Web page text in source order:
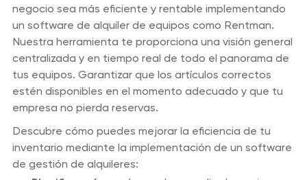
negocio sea más eficiente y rentable implementando
un software de alquiler de equipos como Rentman.
Nuestra herramienta te proporciona una visión general
centralizada y en tiempo real de todo el panorama de
tus equipos. Garantizar que los artículos correctos
estén disponibles en el momento adecuado y que tu
empresa no pierda reservas.
Descubre cómo puedes mejorar la eficiencia de tu
inventario mediante la implementación de un software
de gestión de alquileres: